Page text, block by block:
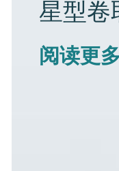
星型卷
阅读更